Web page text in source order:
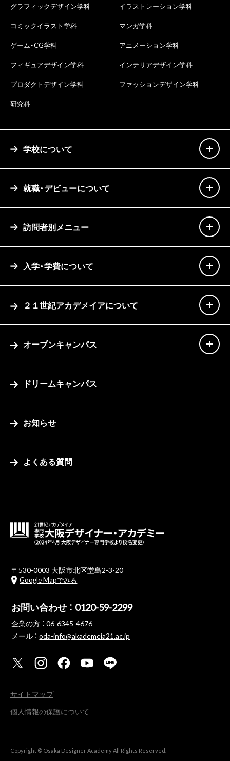
グラフィックデザイン学科
イラストレーション学科
コミックイラスト学科
マンガ学科
ゲーム・CG学科
アニメーション学科
フィギュアデザイン学科
インテリアデザイン学科
プロダクトデザイン学科
ファッションデザイン学科
研究科
学校について
就職・デビューについて
訪問者別メニュー
入学・学費について
２１世紀アカデメイアについて
オープンキャンパス
ドリームキャンパス
お知らせ
よくある質問
〒530-0003 大阪市北区堂島2-3-20
Google Mapでみる
お問い合わせ ： 0120-59-2299
企業の方 ： 06-6345-4676
メール ：oda-info@akademeia21.ac.jp
サイトマップ
個人情報の保護について
Copyright © Osaka Designer Academy All Rights Reserved.